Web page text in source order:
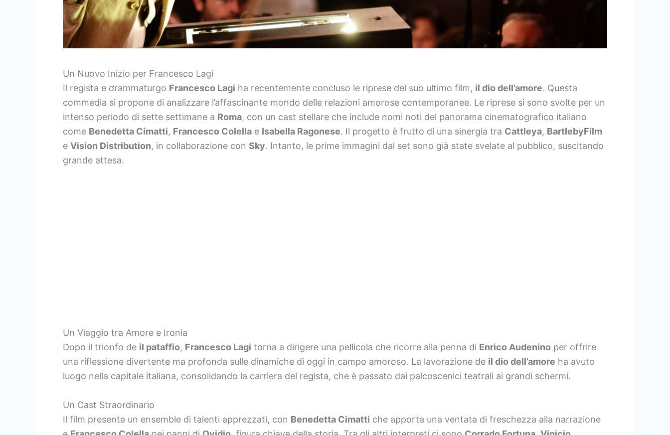
Un Nuovo Inizio per Francesco Lagi
Il regista e drammaturgo Francesco Lagi ha recentemente concluso le riprese del suo ultimo film, il dio dell’amore. Questa
commedia si propone di analizzare l’affascinante mondo delle relazioni amorose contemporanee. Le riprese si sono svolte per un
intenso periodo di sette settimane a Roma, con un cast stellare che include nomi noti del panorama cinematografico italiano
come Benedetta Cimatti, Francesco Colella e Isabella Ragonese. Il progetto è frutto di una sinergia tra Cattleya, BartlebyFilm
e Vision Distribution, in collaborazione con Sky. Intanto, le prime immagini dal set sono già state svelate al pubblico, suscitando
grande attesa.
Un Viaggio tra Amore e Ironia
Dopo il trionfo de il pataffio, Francesco Lagi torna a dirigere una pellicola che ricorre alla penna di Enrico Audenino per offrire
una riflessione divertente ma profonda sulle dinamiche di oggi in campo amoroso. La lavorazione de il dio dell’amore ha avuto
luogo nella capitale italiana, consolidando la carriera del regista, che è passato dai palcoscenici teatrali ai grandi schermi.
Un Cast Straordinario
Il film presenta un ensemble di talenti apprezzati, con Benedetta Cimatti che apporta una ventata di freschezza alla narrazione